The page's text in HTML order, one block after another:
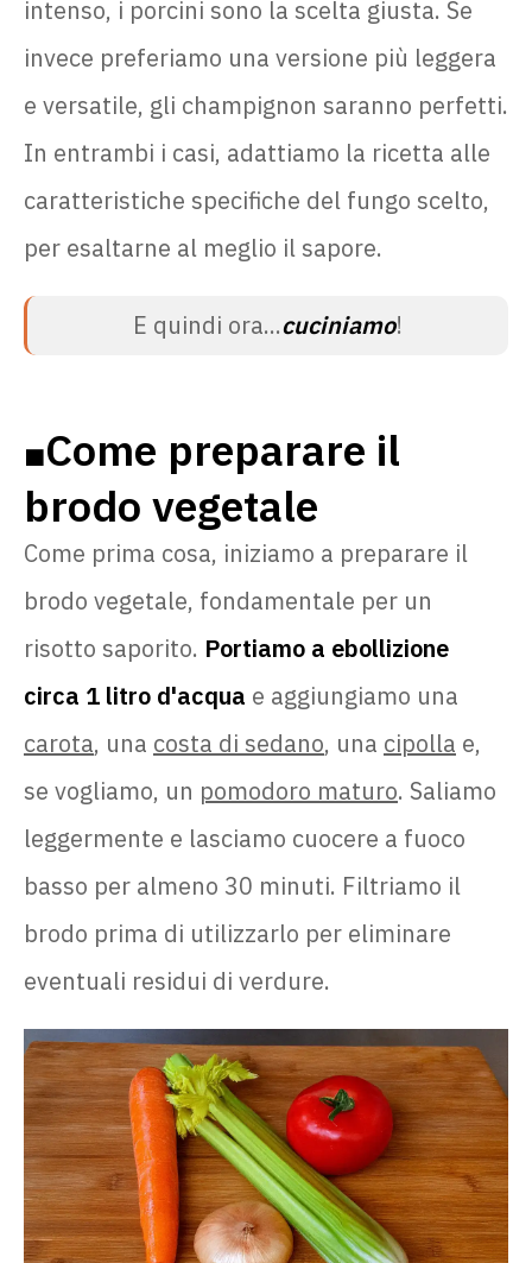
intenso, i porcini sono la scelta giusta. Se
invece preferiamo una versione più leggera
e versatile, gli champignon saranno perfetti.
In entrambi i casi, adattiamo la ricetta alle
caratteristiche specifiche del fungo scelto,
per esaltarne al meglio il sapore.
E quindi ora...cuciniamo!
🟧Come preparare il
brodo vegetale
Come prima cosa, iniziamo a preparare il
brodo vegetale, fondamentale per un
risotto saporito. Portiamo a ebollizione
circa 1 litro d'acqua e aggiungiamo una
carota, una costa di sedano, una cipolla e,
se vogliamo, un pomodoro maturo. Saliamo
leggermente e lasciamo cuocere a fuoco
basso per almeno 30 minuti. Filtriamo il
brodo prima di utilizzarlo per eliminare
eventuali residui di verdure.